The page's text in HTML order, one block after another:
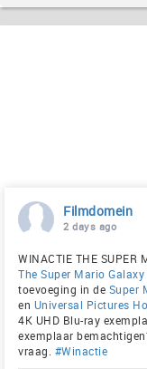
Filmdomein
2 days ago
WINACTIE THE SUPER
The Super Mario
toevoeging in de Super
en Universal Pictures
4K UHD Blu-ray
exemplaar
vraag. #Winactie